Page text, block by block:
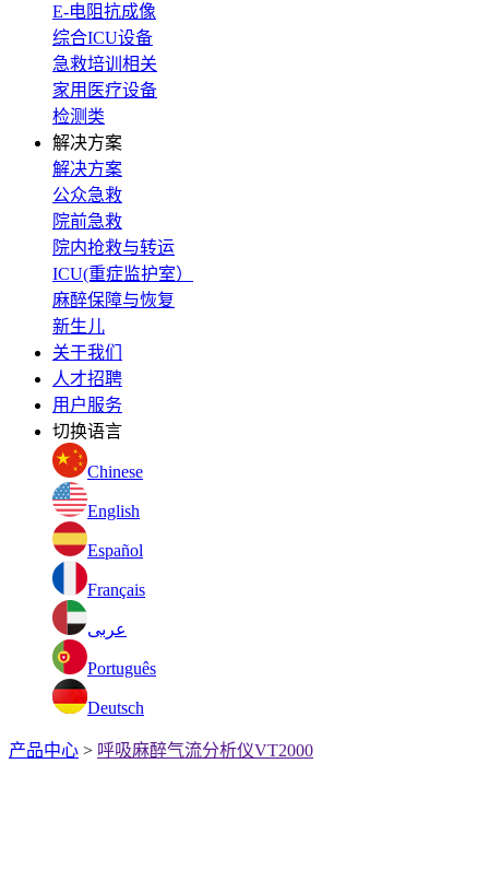
E-电阻抗成像
综合ICU设备
急救培训相关
家用医疗设备
检测类
解决方案
解决方案
公众急救
院前急救
院内抢救与转运
ICU(重症监护室）
麻醉保障与恢复
新生儿
关于我们
人才招聘
用户服务
切换语言
Chinese
English
Español
Français
عربى
Português
Deutsch
产品中心 > 呼吸麻醉气流分析仪VT2000